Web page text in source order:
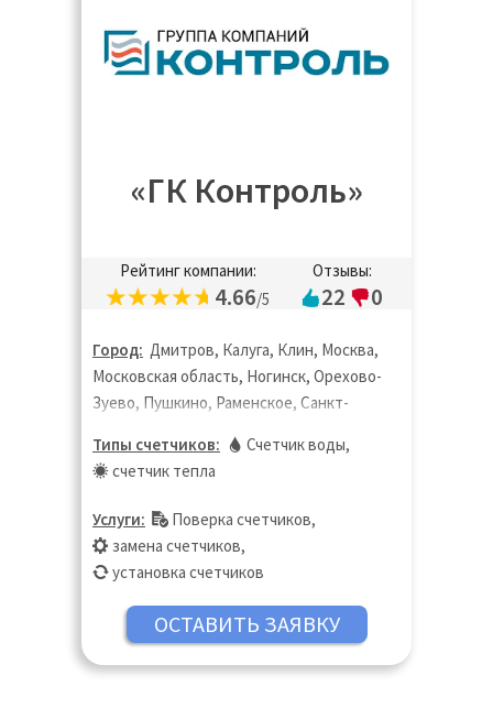
«ГК Контроль»
Рейтинг компании:
4.66/5
Отзывы:
22 0
Город: Дмитров, Калуга, Клин, Москва,
Московская область, Ногинск, Орехово-
Зуево, Пушкино, Раменское, Санкт-
Солнечногорск, Химки, Щёлково,
Электросталь
Типы счетчиков: Счетчик воды,
счетчик тепла
Услуги: Поверка счетчиков,
замена счетчиков,
установка счетчиков